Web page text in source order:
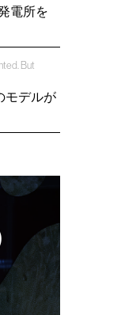
電所を
But
モデルが